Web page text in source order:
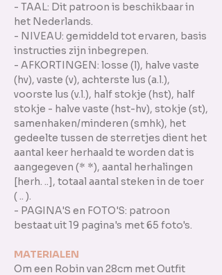
- TAAL: Dit patroon is beschikbaar in
het Nederlands.
- NIVEAU: gemiddeld tot ervaren, basis
instructies zijn inbegrepen.
- AFKORTINGEN: losse (l), halve vaste
(hv), vaste (v), achterste lus (a.l.),
voorste lus (v.l.), half stokje (hst), half
stokje - halve vaste (hst-hv), stokje (st),
samenhaken/minderen (smhk), het
gedeelte tussen de sterretjes dient het
aantal keer herhaald te worden dat is
aangegeven (* *), aantal herhalingen
[herh. ..], totaal aantal steken in de toer
( .. ).
- PAGINA'S en FOTO'S: patroon
bestaat uit 19 pagina's met 65 foto's.
MATERIALEN
Om een Robin van 28cm met Outfit